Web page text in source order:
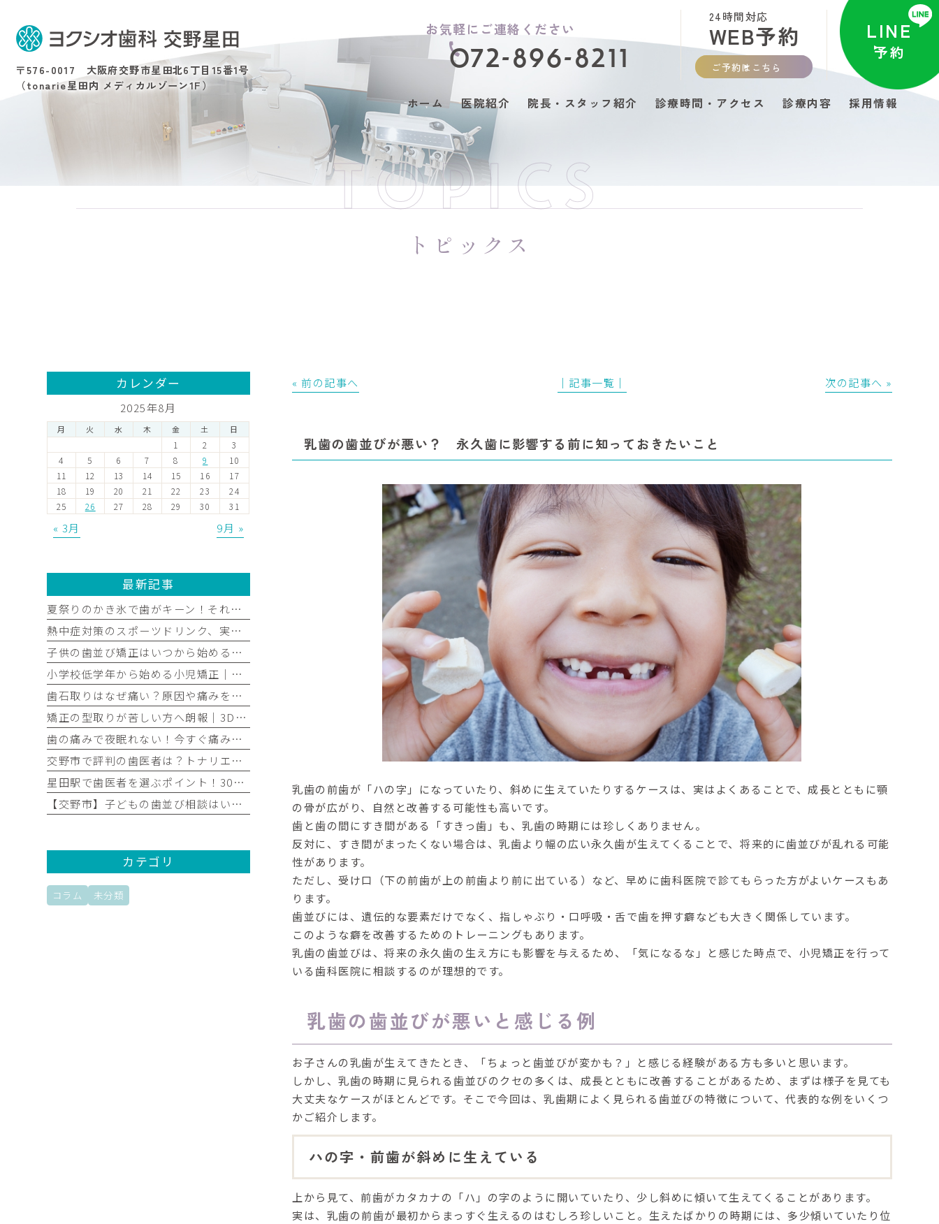
〒576-0017 大阪府交野市星田北6丁目15番1号
（tonarie星田内 メディカルゾーン1F）
お気軽にご連絡ください
072-896-8211
24時間対応
WEB予約
ご予約はこちら
LINE
予約
ホーム 医院紹介 院長・スタッフ紹介 診療時間・アクセス 診療内容 採用情報
TOPICS
トピックス
« 前の記事へ │記事一覧│ 次の記事へ »
乳歯の歯並びが悪い？ 永久歯に影響する前に知っておきたいこと
乳歯の前歯が「ハの字」になっていたり、斜めに生えていたりするケースは、 実はよくあることで、成長とともに顎
の骨が広がり、自然と改善する可能性も高いです。
歯と歯の間にすき間がある
「すきっ歯」も、乳歯の時期には珍しくありません。
反対に、すき間がまったくない場合は、乳歯より幅の広い永久歯が生えてくることで、将来的に歯並びが乱れる可能
性があります。
ただし、受け口（下の前歯が上の前歯より前に出ている）など、早めに歯科医院で診てもらった方がよいケースもあ
ります。
歯並びには、遺伝的な要素だけでなく、指しゃぶり・口呼吸・舌で歯を押す癖なども大きく関係 しています。
このような癖を改善するためのトレーニングもあります。
乳歯の歯並びは、将来の永久歯の生え方にも影響を与えるため、「気になるな」と感じた時点で、小児矯正を行って
いる歯科医院に相談するのが理想的です。
乳歯の歯並びが悪いと感じる例
お子さんの乳歯が生えてきたとき、「ちょっと歯並びが変かも？」と感じる経験がある方も多いと思います。
しかし、乳歯の時期に見られる歯並びのクセの多くは、 成長とともに改善することがある ため、まずは様子を見ても
大丈夫なケースがほとんどです。そこで今回は、乳歯期によく見られる歯並びの特徴について、代表的な例をいくつ
かご紹介します。
ハの字・前歯が斜めに生えている
上から見て、前歯がカタカナの「ハ」の字のように開いていたり、少し斜めに傾いて生えてくることがあります。
実は、 乳歯の前歯が最初からまっすぐ生えるのはむしろ珍しい こと。生えたばかりの時期には、多少傾いていたり位
カレンダー
2025年8月
月 火 水 木 金 土 日
1 2
3
4
5 6 7 8 9
10
11
12 13 14 15 16
17
18
19 20 21 22 23
24
25
26 27 28 29 30 31
« 3月 9月 »
最新記事
夏祭りのかき氷で歯がキーン！それ、知覚過敏かもしれません
熱中症対策のスポーツドリンク、実は歯に注意？子どもの酸蝕症を防ぐ飲み方
子供の歯並び矯正はいつから始めるべき？年齢別の目安と最適なタイミング
小学校低学年から始める小児矯正｜メリットや歯科医院選びのポイントを解説
歯石取りはなぜ痛い？原因や痛みを軽減する方法を歯科医師が解説｜子どもの歯石取りについても紹介
矯正の型取りが苦しい方へ朗報｜3Dスキャナーなら楽な理由と医院選びのコツ
歯の痛みで夜眠れない！今すぐ痛みを抑える応急処置と夜間痛の原因
交野市で評判の歯医者は？トナリエ星田のヨクシオ歯科 交野星田を徹底解明
星田駅で歯医者を選ぶポイント！30・40代におすすめしたい長く通える5つの条件
【交野市】子どもの歯並び相談はいつ？小児矯正のタイミングと失敗しない始め方
カテゴリ
コラム 未分類